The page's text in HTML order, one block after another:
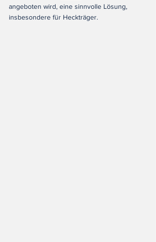
angeboten wird, eine sinnvolle Lösung,
insbesondere für Heckträger.